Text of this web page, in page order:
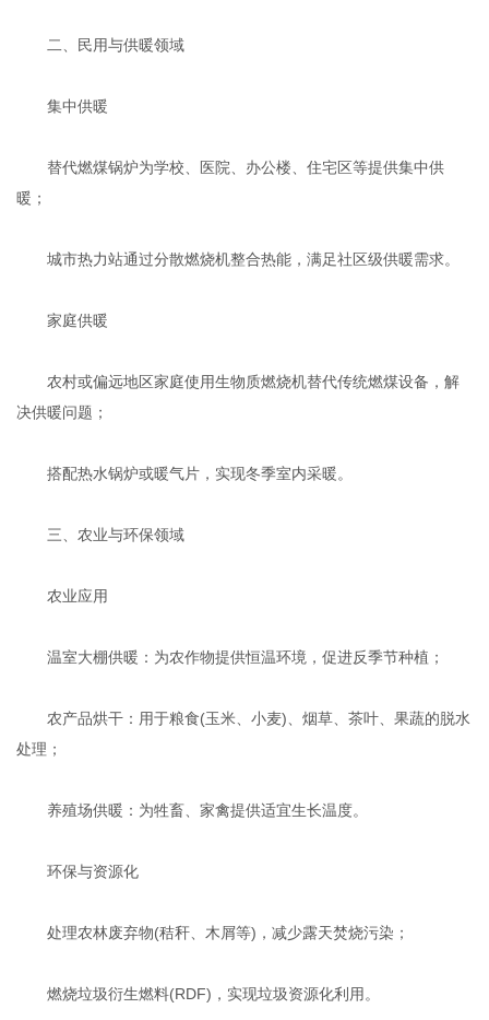
二、‌民用与供暖领域‌
‌集中供暖‌
替代燃煤锅炉为学校、医院、办公楼、住宅区等提供集中供
暖‌；
城市热力站通过分散燃烧机整合热能，满足社区级供暖需求‌。
‌家庭供暖‌
农村或偏远地区家庭使用生物质燃烧机替代传统燃煤设备，解
决供暖问题‌；
搭配热水锅炉或暖气片，实现冬季室内采暖‌。
三、‌农业与环保领域‌
‌农业应用‌
温室大棚供暖：为农作物提供恒温环境，促进反季节种植‌；
农产品烘干：用于粮食(玉米、小麦)、烟草、茶叶、果蔬的脱水
处理；
养殖场供暖：为牲畜、家禽提供适宜生长温度‌。
‌环保与资源化‌
处理农林废弃物(秸秆、木屑等)，减少露天焚烧污染‌；
燃烧垃圾衍生燃料(RDF)，实现垃圾资源化利用‌。